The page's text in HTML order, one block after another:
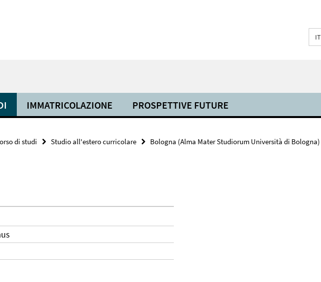
IT
IMMATRICOLAZIONE PROSPETTIVE FUTURE
di studi Studio all'estero curricolare Bologna (Alma Mater Studiorum Università di Bologna)